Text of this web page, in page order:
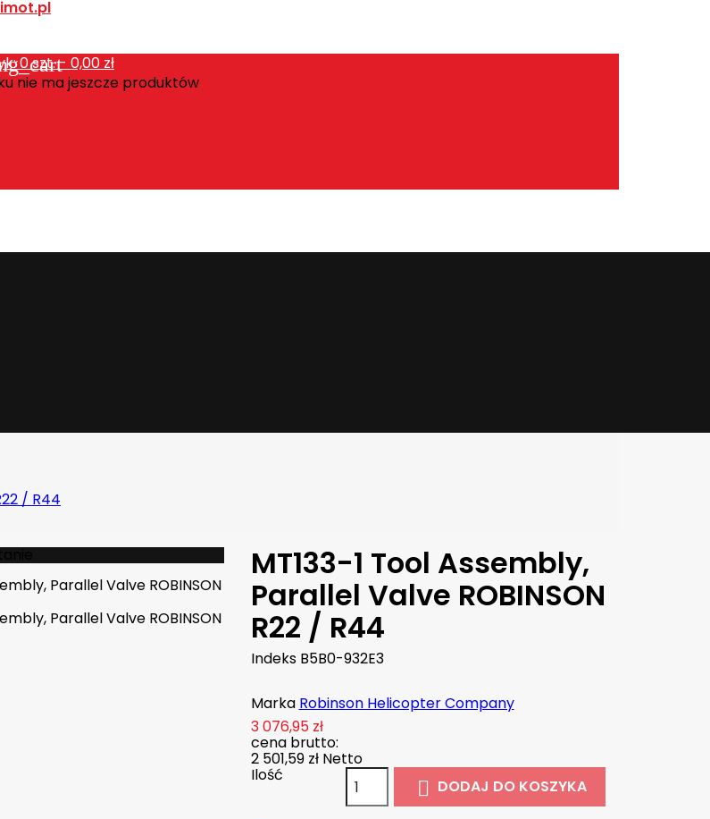
0szt. - 0,00 zł
nie ma jeszcze produktów
/ R44
MT133-1 Tool Assembly,
Parallel Valve ROBINSON
R22 / R44
Indeks B5B0-932E3
Marka Robinson Helicopter Company
3 076,95 zł
cena brutto:
2 501,59 zł Netto
Ilość
 DODAJ DO KOSZYKA